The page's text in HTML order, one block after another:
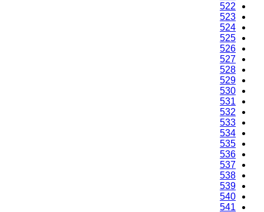
522
523
524
525
526
527
528
529
530
531
532
533
534
535
536
537
538
539
540
541